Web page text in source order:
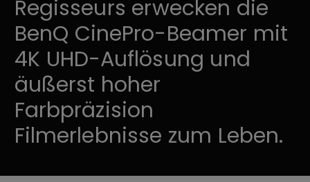
Regisseurs erwecken die
BenQ CinePro-Beamer mit
4K UHD-Auflösung und
äußerst hoher
Farbpräzision
Filmerlebnisse zum Leben.